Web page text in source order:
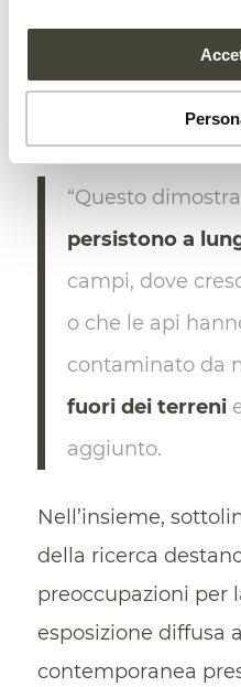
campionati da
Elena
College e co-
“Questo
persistono a
campi, dove
o che le api
contaminato da
fuori dei terreni
aggiunto.
Nell’insieme,
della ricerca
preoccupazioni per
esposizione diffusa
contemporanea